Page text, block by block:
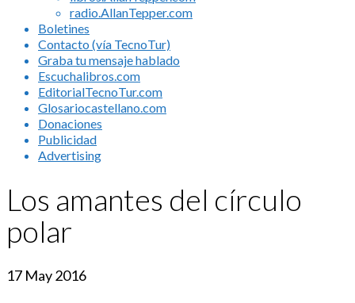
radio.AllanTepper.com
Boletines
Contacto (vía TecnoTur)
Graba tu mensaje hablado
Escuchalibros.com
EditorialTecnoTur.com
Glosariocastellano.com
Donaciones
Publicidad
Advertising
Los amantes del círculo
polar
17 May 2016